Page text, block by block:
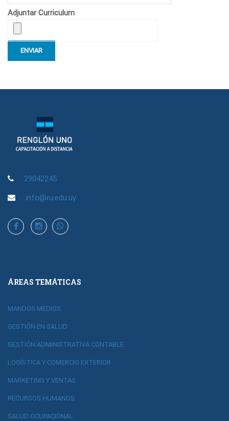
Adjuntar Curriculum
29042245
info@ru.edu.uy
ÁREAS TEMÁTICAS
MANDOS MEDIOS
GESTIÓN EN SALUD
GESTIÓN ADMINISTRATIVA CONTABLE
LOGÍSTICA Y COMERCIO EXTERIOR
MARKETING Y VENTAS
RECURSOS HUMANOS
SALUD OCUPACIONAL